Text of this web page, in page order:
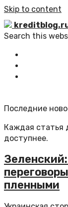
Skip to content
Search this
Последние
Каждая статья
доступнее.
пленными